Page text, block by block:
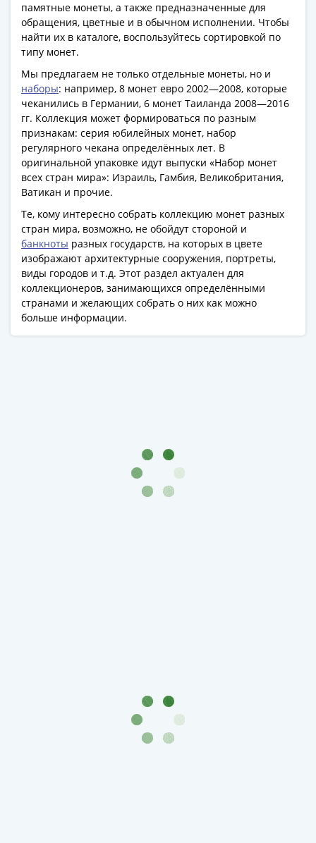
акции
Чеки
купоны
ВНЕШПОСЫЛТОРГ
Дорожные
Круизные
Отрезные
Отрезные
(серия
Другие
Наборы
коллекции
памятные монеты, а также предназначенные для
обращения, цветные и в обычном исполнении. Чтобы
найти их в каталоге, воспользуйтесь сортировкой по
типу монет.
Мы предлагаем не только отдельные монеты, но и
наборы: например, 8 монет евро 2002—2008, которые
чеканились в Германии, 6 монет Таиланда 2008—2016
гг. Коллекция может формироваться по разным
признакам: серия юбилейных монет, набор
регулярного чекана определённых лет. В
оригинальной упаковке идут выпуски «Набор монет
всех стран мира»: Израиль, Гамбия, Великобритания,
Ватикан и прочие.
Те, кому интересно собрать коллекцию монет разных
стран мира, возможно, не обойдут стороной и
банкноты разных государств, на которых в цвете
изображают архитектурные сооружения, портреты,
виды городов и т.д. Этот раздел актуален для
коллекционеров, занимающихся определёнными
странами и желающих собрать о них как можно
больше информации.